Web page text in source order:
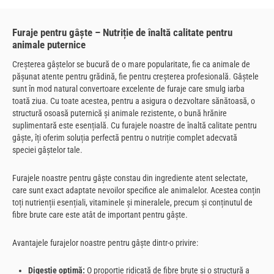
Furaje pentru gâște – Nutriție de înaltă calitate pentru
animale puternice
Creșterea gâștelor se bucură de o mare popularitate, fie ca animale de
pășunat atente pentru grădină, fie pentru creșterea profesională. Gâștele
sunt în mod natural convertoare excelente de furaje care smulg iarba
toată ziua. Cu toate acestea, pentru a asigura o dezvoltare sănătoasă, o
structură osoasă puternică și animale rezistente, o bună hrănire
suplimentară este esențială. Cu furajele noastre de înaltă calitate pentru
gâște, îți oferim soluția perfectă pentru o nutriție complet adecvată
speciei gâștelor tale.
Furajele noastre pentru gâște constau din ingrediente atent selectate,
care sunt exact adaptate nevoilor specifice ale animalelor. Acestea conțin
toți nutrienții esențiali, vitaminele și mineralele, precum și conținutul de
fibre brute care este atât de important pentru gâște.
Avantajele furajelor noastre pentru gâște dintr-o privire:
Digestie optimă: O proporție ridicată de fibre brute și o structură a